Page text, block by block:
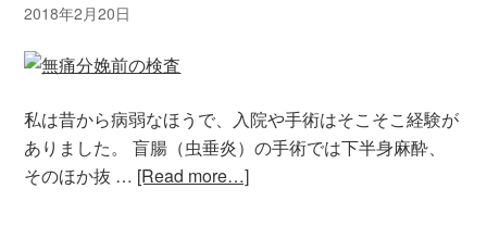
私は昔から病弱なほうで、入院や手術はそこそこ経験が
ありました。 盲腸（虫垂炎）の手術では下半身麻酔、
そのほか抜 … [Read more…]